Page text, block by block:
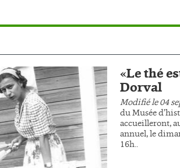
«Le thé
Dorval
Modifié le 04
du Musée
accueilleront,
annuel, le
16h..